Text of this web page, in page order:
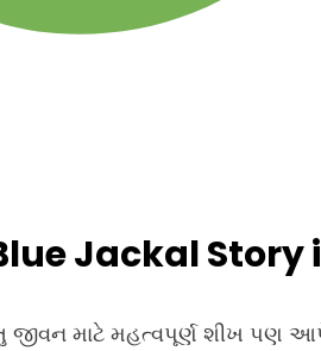
Blue Jackal
જીવન માટે મહત્વપૂર્ણ શીખ